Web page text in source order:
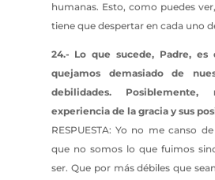
humanas. Esto, como puedes
tiene que despertar en cada uno
24.- Lo que sucede, Padre, es
quejamos demasiado de
debilidades.
experiencia de la gracia y sus
RESPUESTA: Yo no me canso
que no somos lo que fuimos
ser. Que por más débiles que